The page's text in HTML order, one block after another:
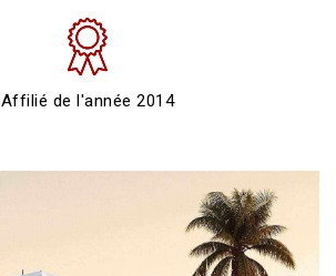
Affilié de l'année 2014